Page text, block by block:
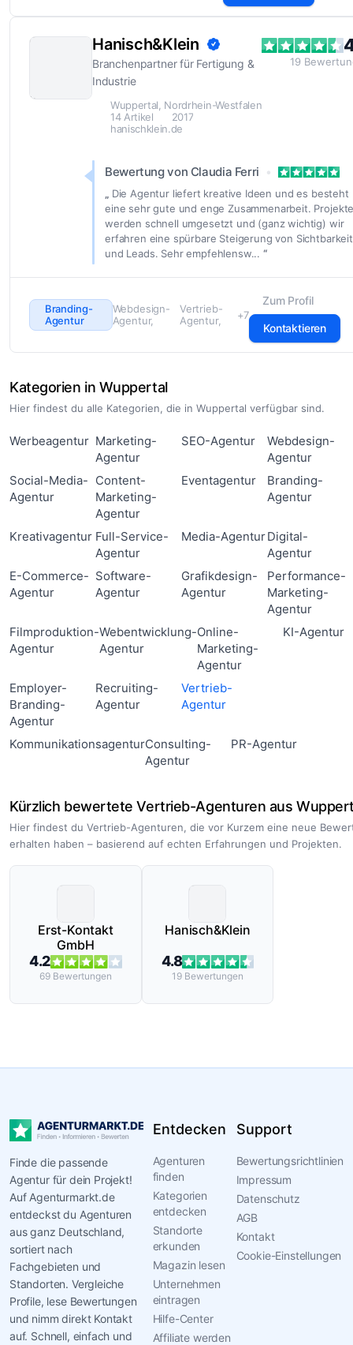
Hanisch&Klein
Branchenpartner für Fertigung &
Industrie
Wuppertal, Nordrhein-Westfalen
14 Artikel
2017
hanischklein.de
19
Bewertung von Claudia Ferri
Die Agentur liefert kreative Ideen und es besteht
eine sehr gute und enge Zusammenarbeit.
werden schnell umgesetzt und (ganz wichtig) wir
erfahren eine spürbare Steigerung von Sichtbarkeit
und Leads. Sehr empfehlensw...
Branding-
Agentur
Webdesign-
Agentur
Vertrieb-
Agentur
+7
Zum Profil
Kontaktieren
Kategorien in Wuppertal
Hier findest du alle Kategorien, die in Wuppertal verfügbar sind.
Werbeagentur Marketing-
Agentur
SEO-Agentur
Webdesign-
Agentur
Social-Media-
Agentur
Content-
Marketing-
Agentur
Eventagentur
Branding-
Agentur
Kreativagentur Full-Service-
Agentur
Media-AgenturDigital-
Agentur
E-Commerce-
Agentur
Software-
Agentur
Grafikdesign-
Agentur
Performance-
Marketing-
Agentur
Filmproduktion-
Agentur
Webentwicklung-
Agentur
Online-
Marketing-
Agentur
KI-Agentur
Employer-
Branding-
Agentur
Recruiting-
Agentur
Vertrieb-
Agentur
KommunikationsagenturConsulting-
Agentur
PR-Agentur
Kürzlich bewertete Vertrieb-Agenturen aus
Hier findest du Vertrieb-Agenturen, die vor Kurzem eine neue
erhalten haben – basierend auf echten Erfahrungen und Projekten.
Erst-Kontakt
GmbH
4.2
69 Bewertungen
Hanisch&Klein
4.8
19 Bewertungen
Finde die passende
Agentur für dein Projekt!
Auf Agenturmarkt.de
entdeckst du Agenturen
aus ganz Deutschland,
sortiert nach
Fachgebieten und
Standorten. Vergleiche
Profile, lese Bewertungen
und nimm direkt Kontakt
auf. Schnell, einfach und
Entdecken
Agenturen
finden
Kategorien
entdecken
Standorte
erkunden
Magazin lesen
Unternehmen
eintragen
Hilfe-Center
Affiliate werden
Support
Bewertungsrichtlinien
Impressum
Datenschutz
AGB
Kontakt
Cookie-Einstellungen